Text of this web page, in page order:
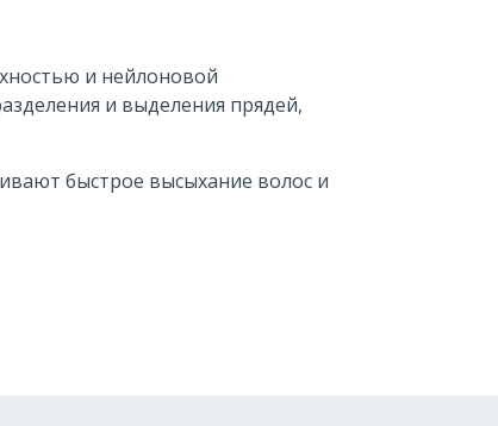
и нейлоновой
и выделения прядей,
быстрое высыхание волос и